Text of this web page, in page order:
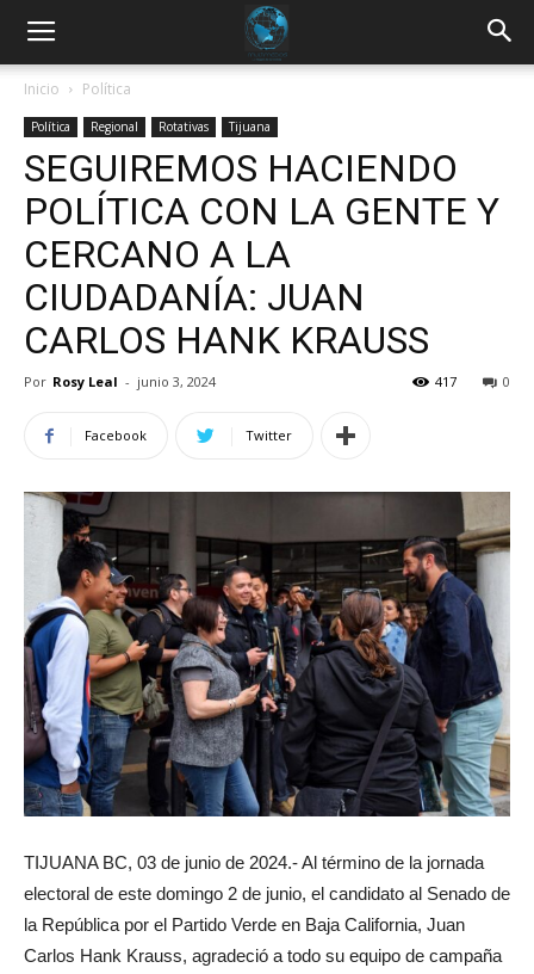
Inicio Política
Política Regional Rotativas Tijuana
SEGUIREMOS HACIENDO
POLÍTICA CON LA GENTE Y
CERCANO A LA
CIUDADANÍA: JUAN
CARLOS HANK KRAUSS
Por Rosy Leal - junio 3, 2024 0
417
Facebook Twitter
TIJUANA BC, 03 de junio de 2024.- Al término de la jornada
electoral de este domingo 2 de junio, el candidato al Senado de
la República por el Partido Verde en Baja California, Juan
Carlos Hank Krauss, agradeció a todo su equipo de campaña